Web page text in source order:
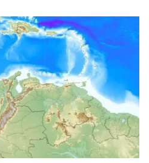
en la cuarta Foliada